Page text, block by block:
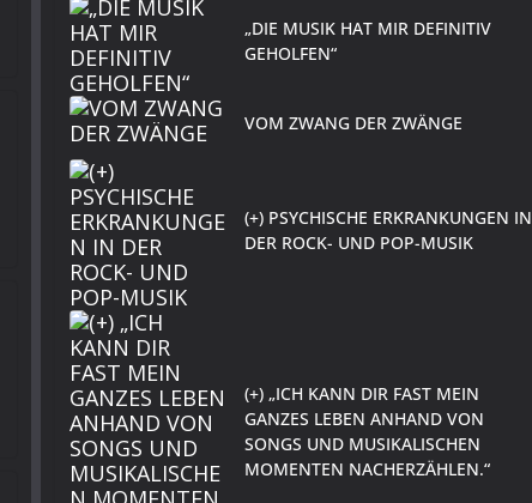
„DIE MUSIK HAT MIR DEFINITIV
GEHOLFEN“
VOM ZWANG DER ZWÄNGE
(+) PSYCHISCHE ERKRANKUNGEN IN
DER ROCK- UND POP-MUSIK
(+) „ICH KANN DIR FAST MEIN
GANZES LEBEN ANHAND VON
SONGS UND MUSIKALISCHEN
MOMENTEN NACHERZÄHLEN.“